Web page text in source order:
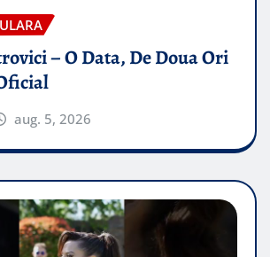
– O Data, De Doua Ori
aug. 5, 2026